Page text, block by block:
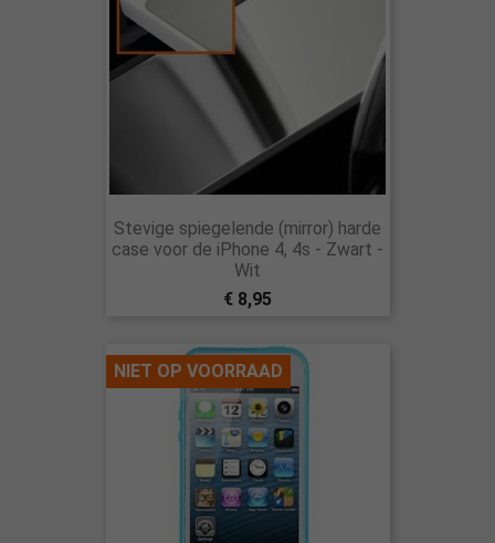
Stevige spiegelende (mirror) harde
case voor de iPhone 4, 4s - Zwart -
Wit
€ 8,95
NIET OP VOORRAAD